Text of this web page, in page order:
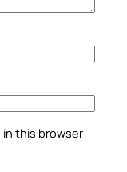
in this browser